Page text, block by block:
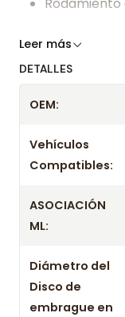
Somos
tienda previo
Leer más
DETALLES
OEM:
Vehículos
Compatibles:
ASOCIACIÓN
ML:
Diámetro del
Disco de
embrague en